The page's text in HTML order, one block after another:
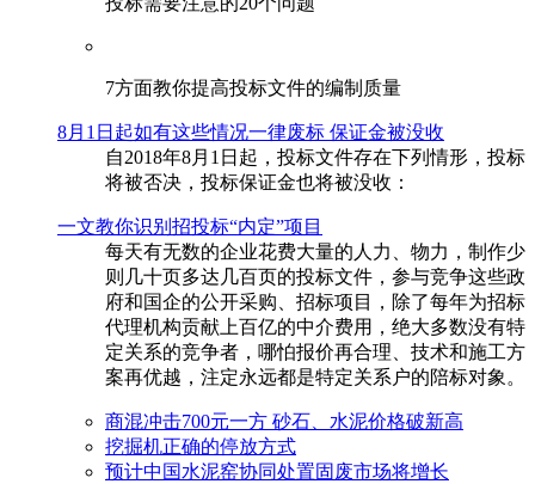
​7方面教你提高投标文件的编制质量
8月1日起如有这些情况一律废标 保证金被没收
自2018年8月1日起，投标文件存在下列情形，投标
将被否决，投标保证金也将被没收：
一文教你识别招投标“内定”项目
每天有无数的企业花费大量的人力、物力，制作少
则几十页多达几百页的投标文件，参与竞争这些政
府和国企的公开采购、招标项目，除了每年为招标
代理机构贡献上百亿的中介费用，绝大多数没有特
定关系的竞争者，哪怕报价再合理、技术和施工方
案再优越，注定永远都是特定关系户的陪标对象。
商混冲击700元一方 砂石、水泥价格破新高
挖掘机正确的停放方式
预计中国水泥窑协同处置固废市场将增长